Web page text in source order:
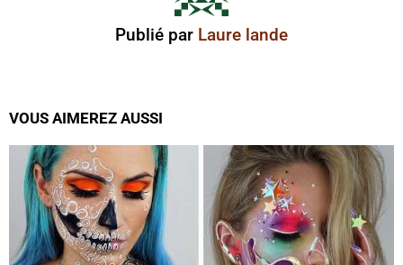
Publié par Laure lande
VOUS AIMEREZ AUSSI